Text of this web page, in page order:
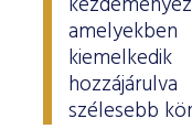
szélesebb